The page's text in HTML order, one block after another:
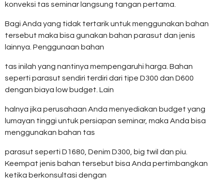
konveksi tas seminar langsung tangan pertama.
Bagi Anda yang tidak tertarik untuk menggunakan bahan
tersebut maka bisa gunakan bahan parasut dan jenis
lainnya. Penggunaan bahan
tas inilah yang nantinya mempengaruhi harga. Bahan
seperti parasut sendiri terdiri dari tipe D300 dan D600
dengan biaya low budget. Lain
halnya jika perusahaan Anda menyediakan budget yang
lumayan tinggi untuk persiapan seminar, maka Anda bisa
menggunakan bahan tas
parasut seperti D1680, Denim D300, big twil dan piu.
Keempat jenis bahan tersebut bisa Anda pertimbangkan
ketika berkonsultasi dengan